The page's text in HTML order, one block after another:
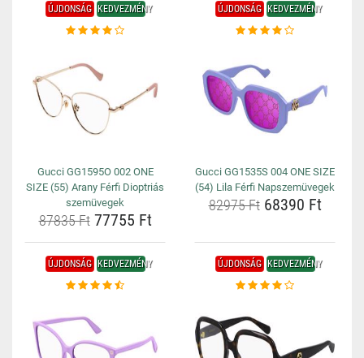
ÚJDONSÁG KEDVEZMÉNY
Gucci GG1595O 002 ONE
SIZE (55) Arany Férfi Dioptriás
szemüvegek
87835 Ft77755 Ft
ÚJDONSÁG KEDVEZMÉNY
Gucci GG1535S 004 ONE SIZE
(54) Lila Férfi Napszemüvegek
82975 Ft68390 Ft
ÚJDONSÁG KEDVEZMÉNY ÚJDONSÁG KEDVEZMÉNY